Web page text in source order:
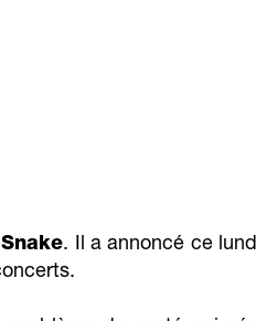
. Il a annoncé ce